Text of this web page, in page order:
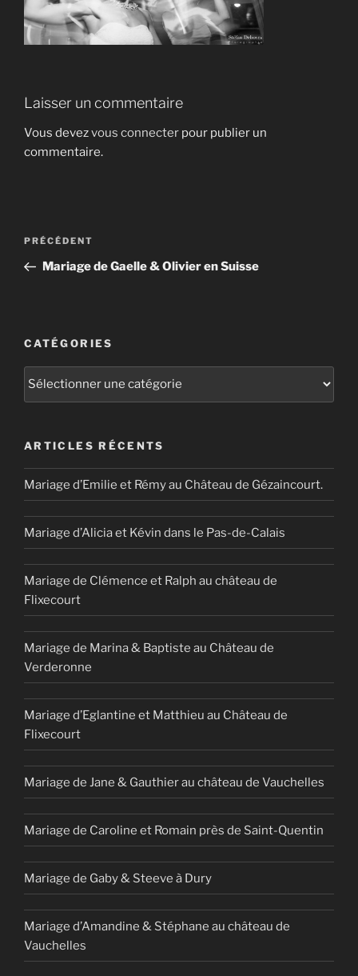
Laisser un commentaire
Vous devezvous connecter pour publier un
commentaire.
Navigation
l’article
Article
précédent
PRÉCÉDENT
Mariage de Gaelle & Olivier en Suisse
CATÉGORIES
Catégories
ARTICLES RÉCENTS
Mariage d’Emilie et Rémy au Château de Gézaincourt.
Mariage d’Alicia et Kévin dans le Pas-de-Calais
Mariage de Clémence et Ralph au château de
Flixecourt
Mariage de Marina & Baptiste au Château de
Verderonne
Mariage d’Eglantine et Matthieu au Château de
Flixecourt
Mariage de Jane & Gauthier au château de Vauchelles
Mariage de Caroline et Romain près de Saint-Quentin
Mariage de Gaby & Steeve à Dury
Mariage d’Amandine & Stéphane au château de
Vauchelles